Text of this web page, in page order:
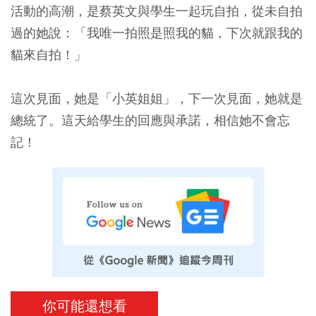
活動的高潮，是蔡英文與學生一起玩自拍，從未自拍
過的她說：「我唯一拍照是照我的貓，下次就跟我的
貓來自拍！」
這次見面，她是「小英姐姐」，下一次見面，她就是
總統了。這天給學生的回應與承諾，相信她不會忘
記！
你可能還想看